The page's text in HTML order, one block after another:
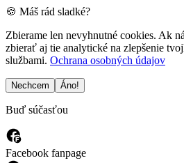
🍪 Máš rád sladké?
Zbierame len nevyhnutné cookies. Ak
zbierať aj tie analytické na zlepšenie
službami. Ochrana osobných údajov
Nechcem Áno!
Buď súčasťou
Facebook fanpage